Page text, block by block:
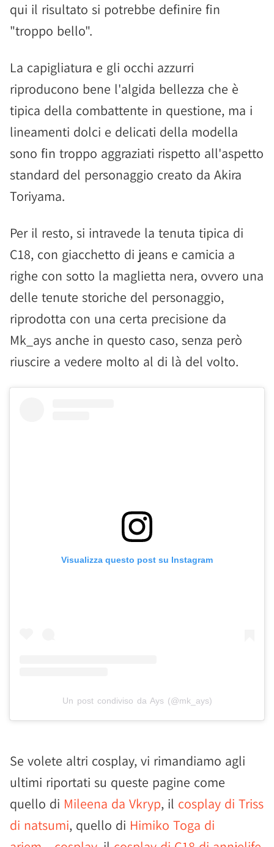
qui il risultato si potrebbe definire fin
"troppo bello".
La capigliatura e gli occhi azzurri
riproducono bene l'algida bellezza che è
tipica della combattente in questione, ma i
lineamenti dolci e delicati della modella
sono fin troppo aggraziati rispetto all'aspetto
standard del personaggio creato da Akira
Toriyama.
Per il resto, si intravede la tenuta tipica di
C18, con giacchetto di jeans e camicia a
righe con sotto la maglietta nera, ovvero una
delle tenute storiche del personaggio,
riprodotta con una certa precisione da
Mk_ays anche in questo caso, senza però
riuscire a vedere molto al di là del volto.
Visualizza questo post su Instagram
Un post condiviso da Ays (@mk_ays)
Se volete altri cosplay, vi rimandiamo agli
ultimi riportati su queste pagine come
quello di Mileena da Vkryp, il cosplay di Triss
di natsumi, quello di Himiko Toga di